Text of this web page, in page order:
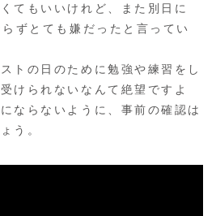
てもいいけれど、また別日に
ずとても嫌だったと言ってい
トの日のために勉強や練習をし
けられないなんて絶望ですよ
ならないように、事前の確認は
う。